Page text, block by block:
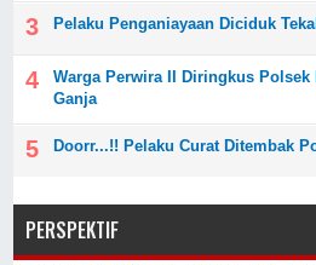
Pelaku Penganiayaan Diciduk
Warga Perwira II Diringkus
Ganja
Doorr...!! Pelaku Curat Ditembak
PERSPEKTIF